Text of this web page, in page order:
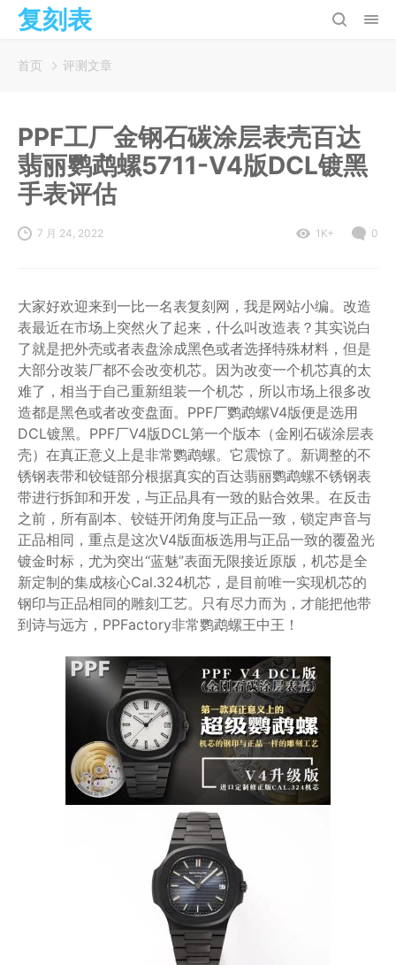
复刻表
首页 评测文章
PPF工厂金钢石碳涂层表壳百达
翡丽鹦鹉螺5711-V4版DCL镀黑
手表评估
7 月 24, 2022 1K+ 0
大家好欢迎来到一比一名表复刻网，我是网站小编。改造
表最近在市场上突然火了起来，什么叫改造表？其实说白
了就是把外壳或者表盘涂成黑色或者选择特殊材料，但是
大部分改装厂都不会改变机芯。因为改变一个机芯真的太
难了，相当于自己重新组装一个机芯，所以市场上很多改
造都是黑色或者改变盘面。PPF厂鹦鹉螺V4版便是选用
DCL镀黑。PPF厂V4版DCL第一个版本（金刚石碳涂层表
壳）在真正意义上是非常鹦鹉螺。它震惊了。新调整的不
锈钢表带和铰链部分根据真实的百达翡丽鹦鹉螺不锈钢表
带进行拆卸和开发，与正品具有一致的贴合效果。在反击
之前，所有副本、铰链开闭角度与正品一致，锁定声音与
正品相同，重点是这次V4版面板选用与正品一致的覆盈光
镀金时标，尤为突出“蓝魅”表面无限接近原版，机芯是全
新定制的集成核心Cal.324机芯，是目前唯一实现机芯的
钢印与正品相同的雕刻工艺。只有尽力而为，才能把他带
到诗与远方，PPFactory非常鹦鹉螺王中王！